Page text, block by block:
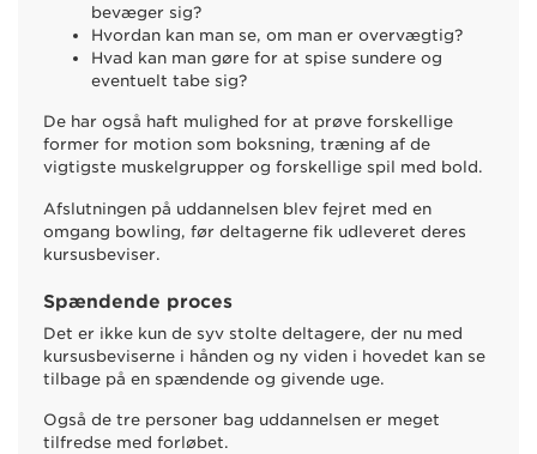
bevæger sig?
Hvordan kan man se, om man er overvægtig?
Hvad kan man gøre for at spise sundere og
eventuelt tabe sig?
De har også haft mulighed for at prøve forskellige
former for motion som boksning, træning af de
vigtigste muskelgrupper og forskellige spil med bold.
Afslutningen på uddannelsen blev fejret med en
omgang bowling, før deltagerne fik udleveret deres
kursusbeviser.
Spændende proces
Det er ikke kun de syv stolte deltagere, der nu med
kursusbeviserne i hånden og ny viden i hovedet kan se
tilbage på en spændende og givende uge.
Også de tre personer bag uddannelsen er meget
tilfredse med forløbet.